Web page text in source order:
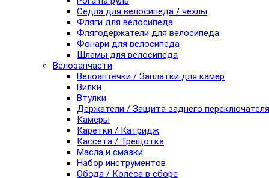
Седла для велосипеда / чехлы
Фляги для велосипеда
Флягодержатели для велосипеда
Фонари для велосипеда
Шлемы для велосипеда
Велозапчасти
Велоаптечки / Заплатки для камер
Вилки
Втулки
Держатели / Защита заднего переключателя
Камеры
Каретки / Катридж
Кассета / Трещотка
Масла и смазки
Набор инструментов
Обода / Колеса в сборе